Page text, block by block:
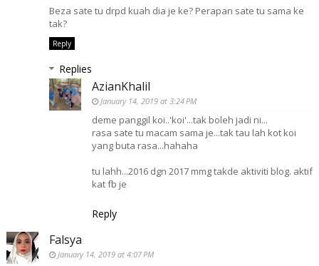
Beza sate tu drpd kuah dia je ke? Perapan sate tu sama ke
tak?
Reply
Replies
AzianKhalil
January 14, 2019 at 3:24 PM
deme panggil koi..'koi'...tak boleh jadi ni...
rasa sate tu macam sama je...tak tau lah kot koi
yang buta rasa...hahaha
tu lahh...2016 dgn 2017 mmg takde aktiviti blog. aktif
kat fb je
Reply
Falsya
January 14, 2019 at 4:07 PM